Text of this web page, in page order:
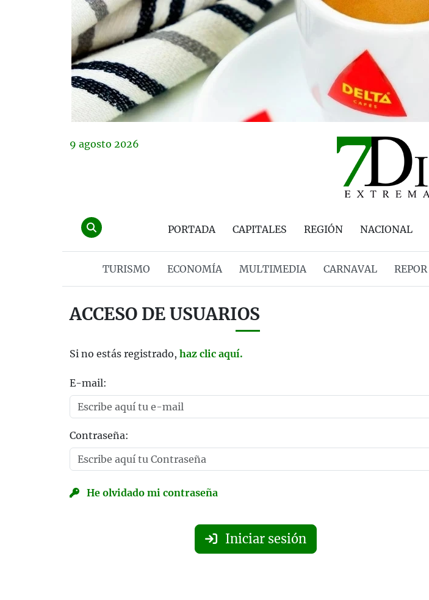
9 agosto 2026
PORTADA CAPITALES REGIÓN NACIONAL
TURISMO ECONOMÍA MULTIMEDIA CARNAVAL REPOR
ACCESO DE USUARIOS
Si no estás registrado, haz clic aquí.
E-mail:
Contraseña:
He olvidado mi contraseña
Iniciar sesión